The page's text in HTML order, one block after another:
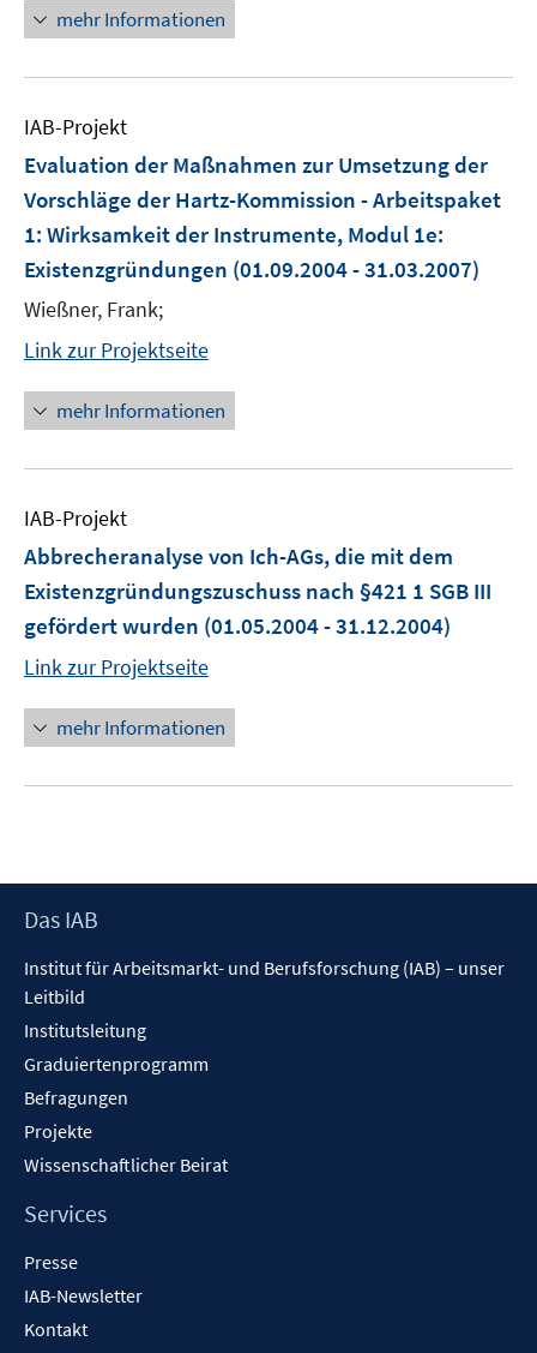
mehr Informationen
IAB-Projekt
Evaluation der Maßnahmen zur Umsetzung der
Vorschläge der Hartz-Kommission - Arbeitspaket
1: Wirksamkeit der Instrumente, Modul 1e:
Existenzgründungen (01.09.2004 - 31.03.2007)
Wießner, Frank;
Link zur Projektseite
mehr Informationen
IAB-Projekt
Abbrecheranalyse von Ich-AGs, die mit dem
Existenzgründungszuschuss nach §421 1 SGB III
gefördert wurden (01.05.2004 - 31.12.2004)
Link zur Projektseite
mehr Informationen
Footer
Das IAB
Institut für Arbeitsmarkt- und Berufsforschung (IAB) – unser
Leitbild
Institutsleitung
Graduiertenprogramm
Befragungen
Projekte
Wissenschaftlicher Beirat
Services
Presse
IAB-Newsletter
Kontakt